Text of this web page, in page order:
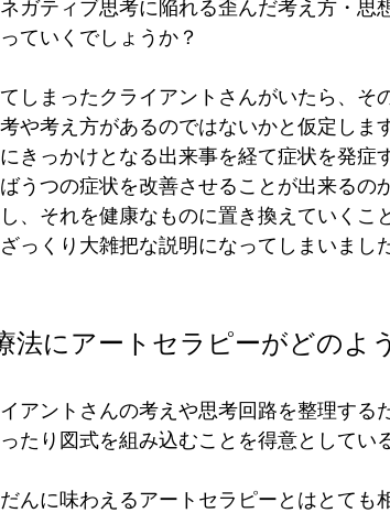
ガティブ思考に陥れる歪んだ考え方・
ていくでしょうか？
しまったクライアントさんがいたら、そ
や考え方があるのではないかと仮定しま
きっかけとなる出来事を経て症状を発症
うつの症状を改善させることが出来るの
、それを健康なものに置き換えていくこ
っくり大雑把な説明になってしまいまし
法にアートセラピーがどのよ
アントさんの考えや思考回路を整理する
たり図式を組み込むことを得意としてい
んに味わえるアートセラピーとはとても